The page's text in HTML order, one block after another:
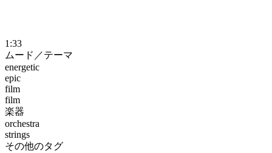
1:33
ムード／テーマ
energetic
epic
film
film
楽器
orchestra
strings
その他のタグ